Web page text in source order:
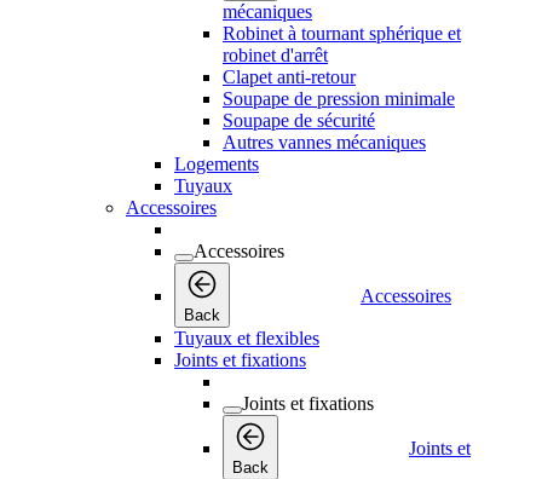
mécaniques
Robinet à tournant sphérique et
robinet d'arrêt
Clapet anti-retour
Soupape de pression minimale
Soupape de sécurité
Autres vannes mécaniques
Logements
Tuyaux
Accessoires
Accessoires
Back
Accessoires
Tuyaux et flexibles
Joints et fixations
Joints et fixations
Back
Joints et